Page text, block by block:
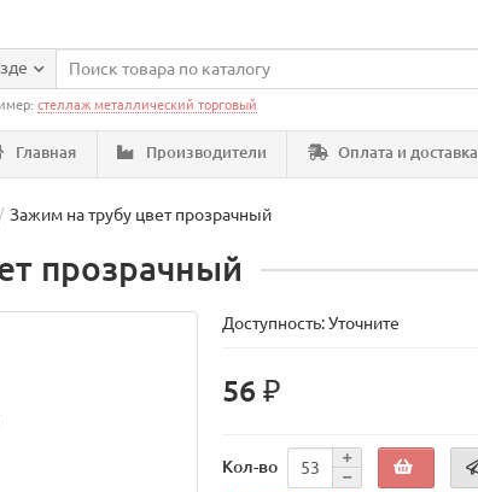
стеллаж металлический торговый
Главная Производители Оплата и доставка
Зажим на трубу цвет прозрачный
прозрачный
Доступность: Уточните
56 ₽
Кол-во